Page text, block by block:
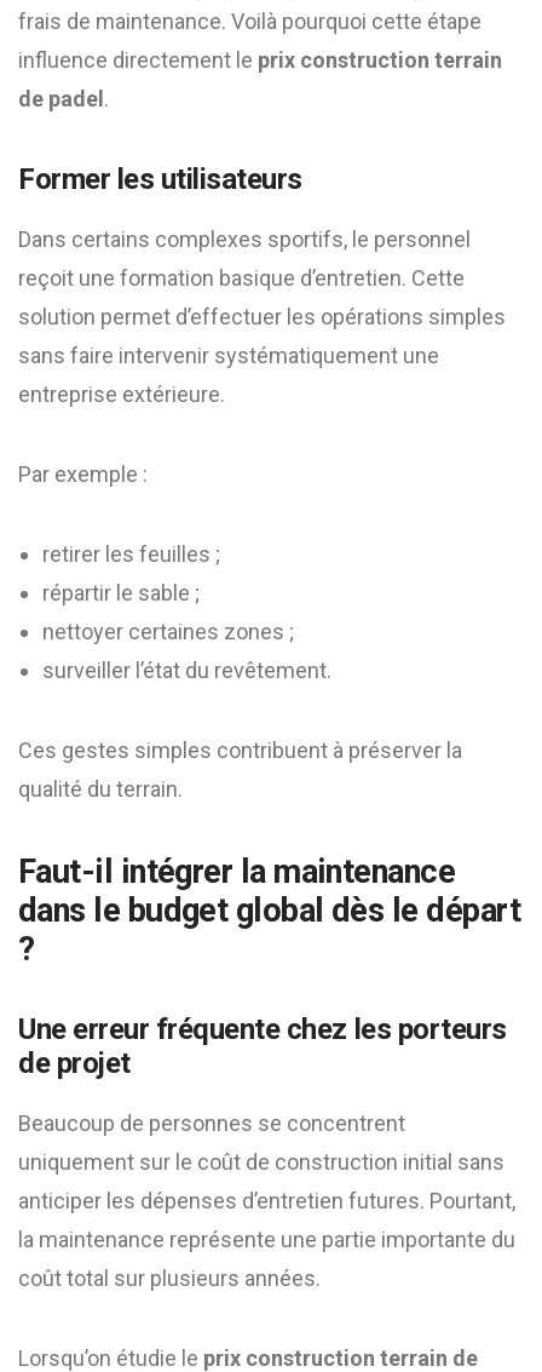
frais de maintenance. Voilà pourquoi cette étape
influence directement le prix construction terrain
de padel .
Former les utilisateurs
Dans certains complexes sportifs, le personnel
reçoit une formation basique d’entretien. Cette
solution permet d’effectuer les opérations simples
sans faire intervenir systématiquement une
entreprise extérieure.
Par exemple :
retirer les feuilles ;
répartir le sable ;
nettoyer certaines zones ;
surveiller l’état du revêtement.
Ces gestes simples contribuent à préserver la
qualité du terrain.
Faut-il intégrer la maintenance
dans le budget global dès le départ
?
Une erreur fréquente chez les porteurs
de projet
Beaucoup de personnes se concentrent
uniquement sur le coût de construction initial sans
anticiper les dépenses d’entretien futures. Pourtant,
la maintenance représente une partie importante du
coût total sur plusieurs années.
Lorsqu’on étudie le prix construction terrain de